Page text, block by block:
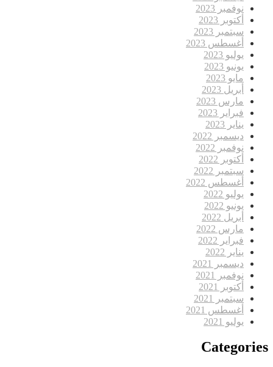
نوفمبر 2023
أكتوبر 2023
سبتمبر 2023
أغسطس 2023
يوليو 2023
يونيو 2023
مايو 2023
أبريل 2023
مارس 2023
فبراير 2023
يناير 2023
ديسمبر 2022
نوفمبر 2022
أكتوبر 2022
سبتمبر 2022
أغسطس 2022
يوليو 2022
يونيو 2022
أبريل 2022
مارس 2022
فبراير 2022
يناير 2022
ديسمبر 2021
نوفمبر 2021
أكتوبر 2021
سبتمبر 2021
أغسطس 2021
يوليو 2021
Categories